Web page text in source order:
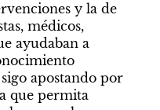
y la de
médicos,
ayudaban a
apostando por
que permita